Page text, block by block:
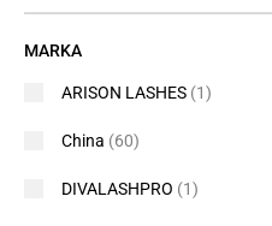
MARKA
ARISON LASHES (1)
China (60)
DIVALASHPRO (1)